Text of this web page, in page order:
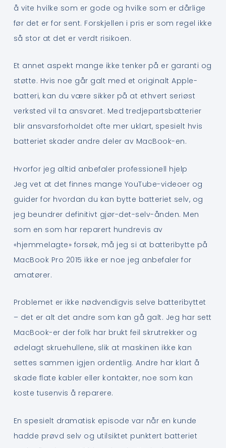
å vite hvilke som er gode og hvilke som er dårlige
før det er for sent. Forskjellen i pris er som regel ikke
så stor at det er verdt risikoen.
Et annet aspekt mange ikke tenker på er garanti og
støtte. Hvis noe går galt med et originalt Apple-
batteri, kan du være sikker på at ethvert seriøst
verksted vil ta ansvaret. Med tredjepartsbatterier
blir ansvarsforholdet ofte mer uklart, spesielt hvis
batteriet skader andre deler av MacBook-en.
Hvorfor jeg alltid anbefaler professionell hjelp
Jeg vet at det finnes mange YouTube-videoer og
guider for hvordan du kan bytte batteriet selv, og
jeg beundrer definitivt gjør-det-selv-ånden. Men
som en som har reparert hundrevis av
«hjemmelagte» forsøk, må jeg si at batteribytte på
MacBook Pro 2015 ikke er noe jeg anbefaler for
amatører.
Problemet er ikke nødvendigvis selve batteribyttet
– det er alt det andre som kan gå galt. Jeg har sett
MacBook-er der folk har brukt feil skrutrekker og
ødelagt skruehullene, slik at maskinen ikke kan
settes sammen igjen ordentlig. Andre har klart å
skade flate kabler eller kontakter, noe som kan
koste tusenvis å reparere.
En spesielt dramatisk episode var når en kunde
hadde prøvd selv og utilsiktet punktert batteriet